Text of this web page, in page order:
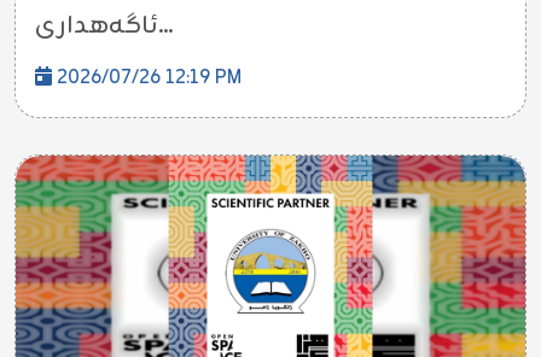
ئاگەهداری...
2026/07/26 12:19 PM